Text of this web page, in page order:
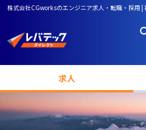
株式会社CGworksのエンジニア求人・転職・採用
求人